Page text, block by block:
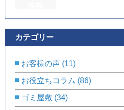
カテゴリー
お客様の声 (11)
お役立ちコラム (86)
ゴミ屋敷 (34)